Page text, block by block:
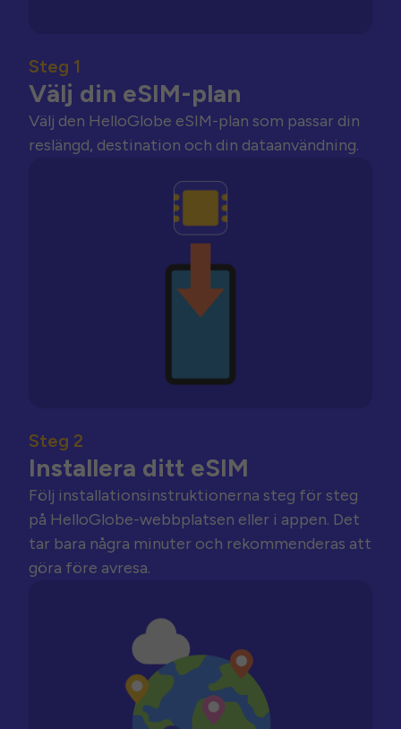
Steg 1
Välj din eSIM-plan
Välj den HelloGlobe eSIM-plan som passar din
reslängd, destination och din dataanvändning.
Steg 2
Installera ditt eSIM
Följ installationsinstruktionerna steg för steg
på HelloGlobe-webbplatsen eller i appen. Det
tar bara några minuter och rekommenderas att
göra före avresa.